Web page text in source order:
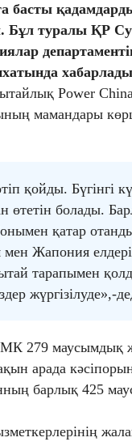
басты
туралы ҚР Су
Power China
мамандары
қойды. Бүгінгі
өтетін болады.
қатар
Жапония
тарапымен
жүргізілуде»,-
279 маусымдық
арада
барлық 425